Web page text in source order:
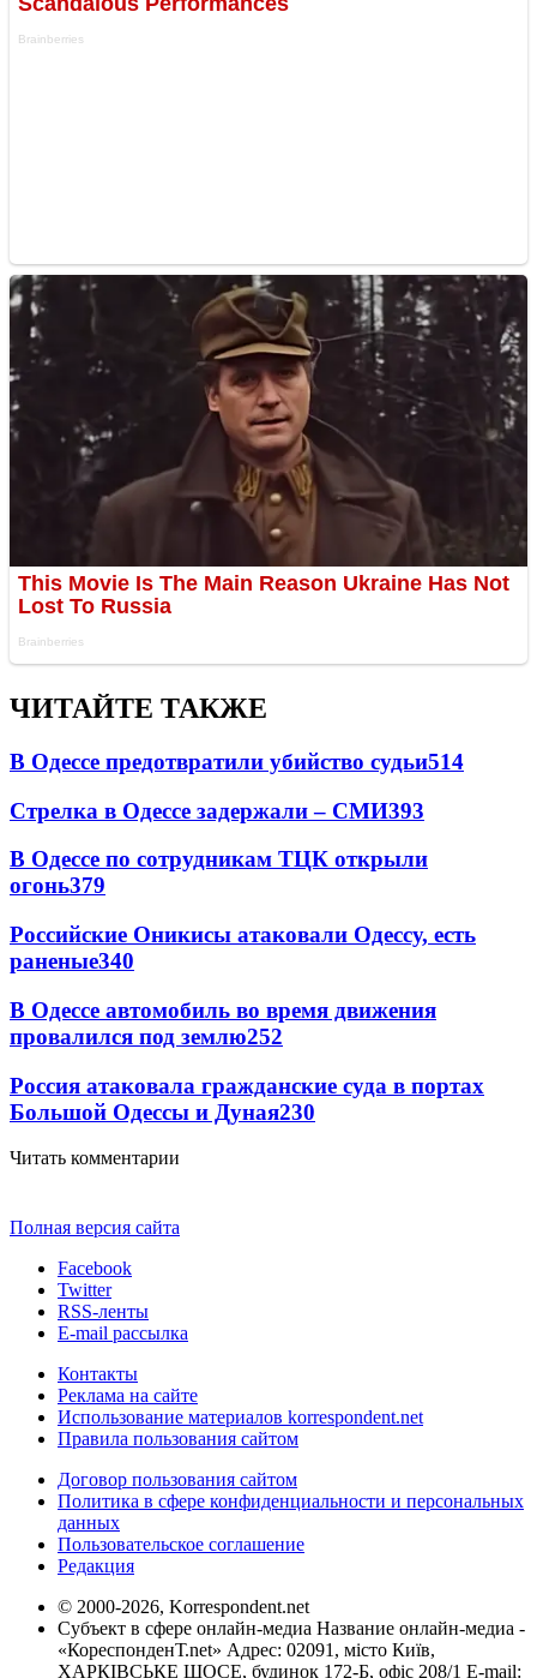
ЧИТАЙТЕ ТАКЖЕ
В Одессе предотвратили убийство судьи514
Стрелка в Одессе задержали – СМИ393
В Одессе по сотрудникам ТЦК открыли
огонь379
Российские Оникисы атаковали Одессу, есть
раненые340
В Одессе автомобиль во время движения
провалился под землю252
Россия атаковала гражданские суда в портах
Большой Одессы и Дуная230
Читать комментарии
Полная версия сайта
Facebook
Twitter
RSS-ленты
E-mail рассылка
Контакты
Реклама на сайте
Использование материалов korrespondent.net
Правила пользования сайтом
Договор пользования сайтом
Политика в сфере конфиденциальности и персональных
данных
Пользовательское соглашение
Редакция
© 2000-2026, Korrespondent.net
Субъект в сфере онлайн-медиа Название онлайн-медиа -
«КореспонденТ.net» Адрес: 02091, місто Київ,
ХАРКІВСЬКЕ ШОСЕ, будинок 172-Б, офіс 208/1 E-mail: